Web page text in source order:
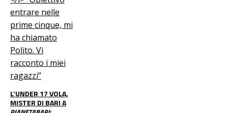
L’UNDER 17 VOLA,
MISTER DI BARI A